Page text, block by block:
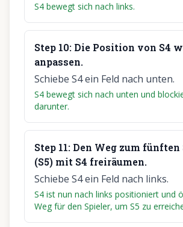
S4 bewegt sich nach links.
Step 10: Die Position von S4
anpassen.
Schiebe S4 ein Feld nach unten.
S4 bewegt sich nach unten und
darunter.
Step 11: Den Weg zum fünften
(S5) mit S4 freiräumen.
Schiebe S4 ein Feld nach links.
S4 ist nun nach links positioniert und
Weg für den Spieler, um S5 zu